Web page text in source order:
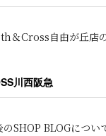
＆Cross自由が丘店
川西阪急
のSHOP BLOGについ